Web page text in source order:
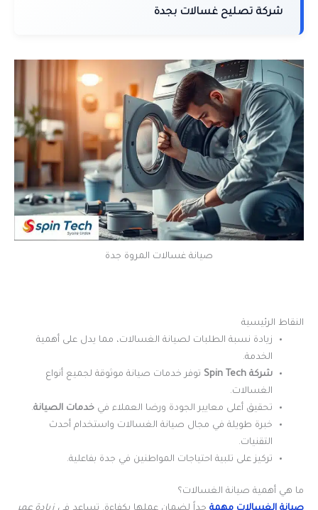
شركة تصليح غسالات بجدة
صيانة غسالات المروة جدة
النقاط الرئيسية
زيادة نسبة الطلبات لصيانة الغسالات، مما يدل على أهمية
الخدمة.
شركة Spin Tech
توفر خدمات صيانة موثوقة لجميع أنواع
الغسالات.
تحقيق أعلى معايير الجودة ورضا العملاء في خدمات الصيانة.
خبرة طويلة في مجال صيانة الغسالات واستخدام أحدث
التقنيات.
تركيز على تلبية احتياجات المواطنين في جدة بفاعلية.
ما هي أهمية صيانة الغسالات؟